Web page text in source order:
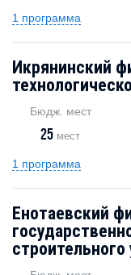
1 программа
Икрянинский
Бюдж. мест
25 мест
1 программа
Енотаевский